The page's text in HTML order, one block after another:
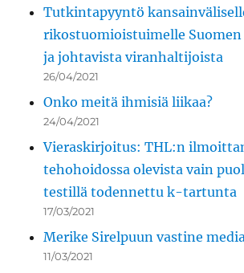
Tutkintapyyntö
rikostuomioistuimelle
ja johtavista viranhaltijoista
26/04/2021
Onko meitä ihmisiä liikaa?
24/04/2021
Vieraskirjoitus: THL:n
tehohoidossa olevista vain
testillä todennettu k-tartunta
17/03/2021
Merike Sirelpuun vastine
11/03/2021